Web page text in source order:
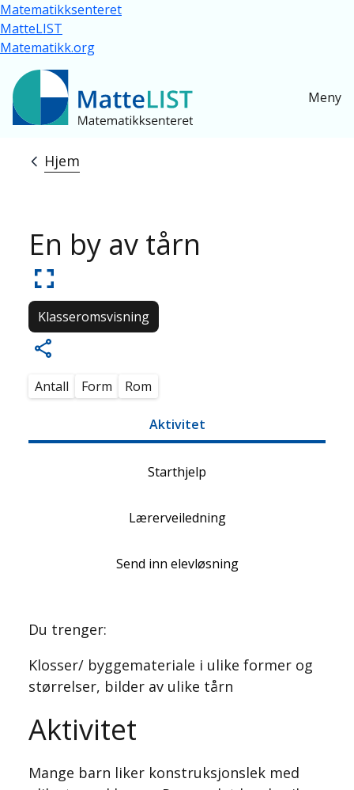
Hopp til hovedinnhold
Matematikksenteret
MatteLIST
Matematikk.org
Meny
Navigasjonssti
Hjem
En by av tårn
Klasseromsvisning
Antall Form Rom
Aktivitet
Starthjelp
Lærerveiledning
Send inn elevløsning
Du trenger:
Klosser/ byggemateriale i ulike former og
størrelser, bilder av ulike tårn
Aktivitet
Mange barn liker konstruksjonslek med